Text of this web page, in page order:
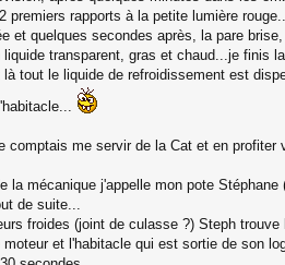
premiers rapports à la petite lumière
et quelques secondes après, la pare
liquide transparent, gras et chaud...je finis
tout le liquide de refroidissement est
comptais me servir de la Cat et en profiter
la mécanique j'appelle mon pote Stéphane
de suite...
froides (joint de culasse ?) Steph
et l'habitacle qui est sortie de son